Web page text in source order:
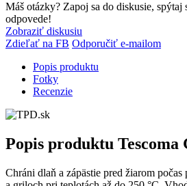
Máš otázky? Zapoj sa do diskusie, spýtaj
odpovede!
Zobraziť diskusiu
Zdieľať na FB Odporučiť e-mailom
Popis produktu
Fotky
Recenzie
Popis produktu
Chráni dlaň a zápästie pred žiarom